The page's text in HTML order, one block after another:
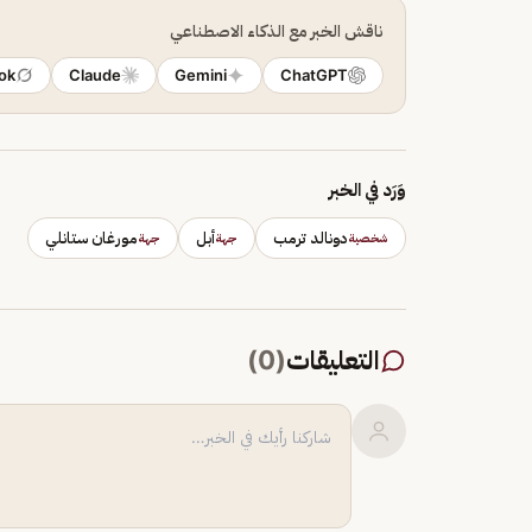
ناقش الخبر مع الذكاء الاصطناعي
ChatGPT
Gemini
Claude
وَرَد في الخبر
شخصيةدونالد ترمب جهةأبل جهةمورغان ستانلي
التعليقات(
0
)